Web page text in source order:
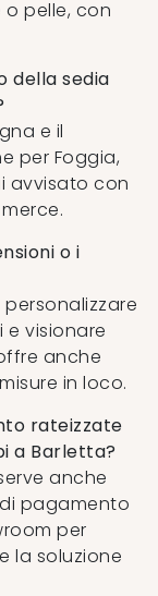
pelle, con
della sedia
e il
per Foggia,
avvisato con
o i
e visionare
anche
in loco.
rateizzate
a Barletta?
anche
pagamento
per
la soluzione